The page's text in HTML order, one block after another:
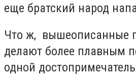
еще братский народ
Что ж, вышеописанные
делают более плавным
одной